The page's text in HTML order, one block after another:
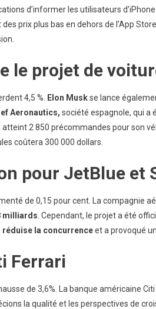
d’informer les utilisateurs d’iPhone
des prix plus bas en dehors de l’App
le projet de
4,5 %. Elon Muskse lance
Aeronautics, société espagnole, qui a
atteint 2 850 précommandes pour son
coûtera 300 000 dollars.
pour JetBlue et
de 0,15 pour cent. La compagnie
milliards . Cependant, le projet a été
réduise la concurrenceet a provoqué
Ferrari
de 3,6%. La banque américaine Citi
la qualité et les perspectives de